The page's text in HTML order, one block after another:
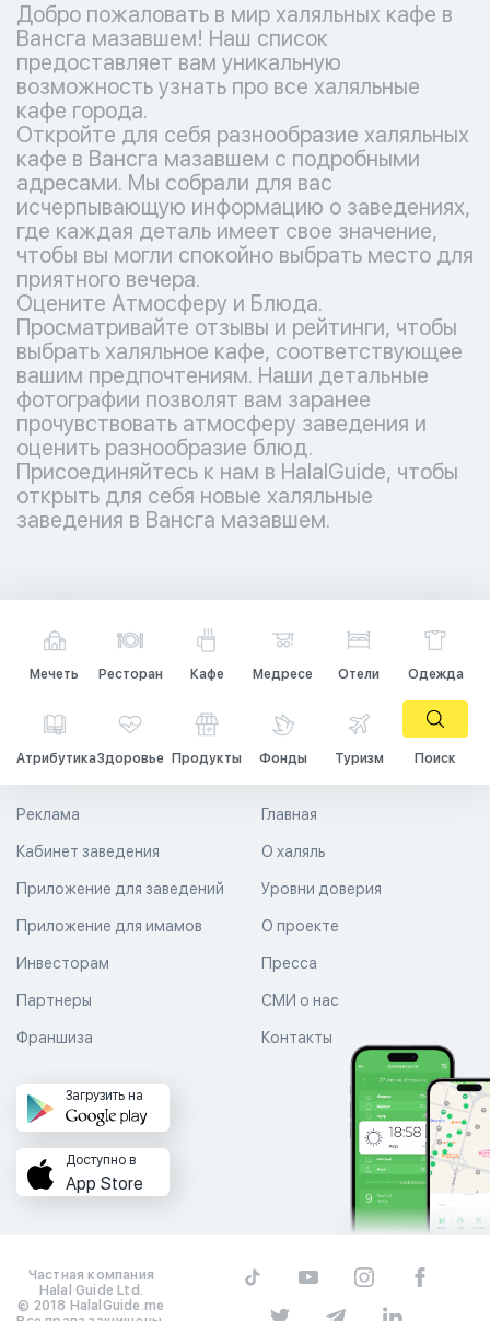
Добро пожаловать в мир халяльных кафе в
Вансга мазавшем! Наш список
предоставляет вам уникальную
возможность узнать про все халяльные
кафе города.
Откройте для себя разнообразие халяльных
кафе в Вансга мазавшем с подробными
адресами. Мы собрали для вас
исчерпывающую информацию о заведениях,
где каждая деталь имеет свое значение,
чтобы вы могли спокойно выбрать место для
приятного вечера.
Оцените Атмосферу и Блюда.
Просматривайте отзывы и рейтинги, чтобы
выбрать халяльное кафе, соответствующее
вашим предпочтениям. Наши детальные
фотографии позволят вам заранее
прочувствовать атмосферу заведения и
оценить разнообразие блюд.
Присоединяйтесь к нам в HalalGuide, чтобы
открыть для себя новые халяльные
заведения в Вансга мазавшем.
Мечеть Ресторан Кафе Медресе Отели Одежда
АтрибутикаЗдоровье Продукты Фонды Туризм Поиск
Главная
О халяль
Уровни доверия
Реклама
Кабинет заведения
Приложение для заведений
Приложение для имамов О проекте
Пресса
СМИ о нас
Контакты
Инвесторам
Партнеры
Франшиза
Загрузить на
Доступно в
App Store
Частная компания
Halal Guide Ltd.
© 2018 HalalGuide.me